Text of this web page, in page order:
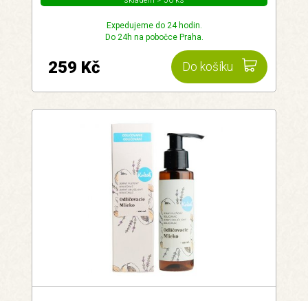
Expedujeme do 24 hodin.
Do 24h na pobočce Praha.
Do košíku
259 Kč